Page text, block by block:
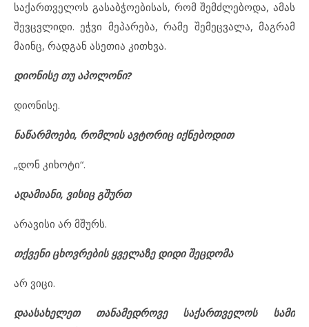
საქართველოს გასაბჭოებისას, რომ შემძლებოდა, ამას
შევცვლიდი. ეჭვი მეპარება, რამე შემეცვალა, მაგრამ
მაინც, რადგან ასეთია კითხვა.
დიონისე თუ აპოლონი?
დიონისე.
ნაწარმოები, რომლის ავტორიც იქნებოდით
„დონ კიხოტი“.
ადამიანი, ვისიც გშურთ
არავისი არ მშურს.
თქვენი ცხოვრების ყველაზე დიდი შეცდომა
არ ვიცი.
დაასახელეთ თანამედროვე საქართველოს სამი